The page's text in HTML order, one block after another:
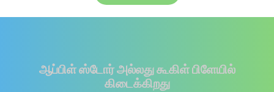
ஆப்பிள் ஸ்டோர் அல்லது கூகிள் பிளேயில்
கிடைக்கிறது